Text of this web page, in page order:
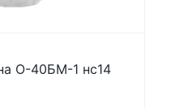
О-40БМ-1 нс14